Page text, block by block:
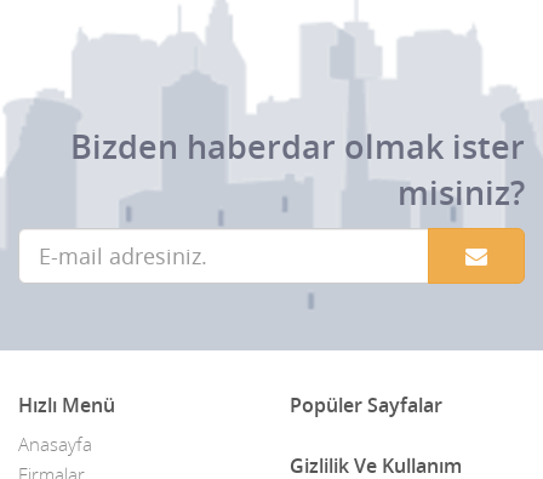
Bizden haberdar olmak ister
misiniz?
Hızlı Menü
Anasayfa
Popüler Sayfalar
Gizlilik Ve Kullanım